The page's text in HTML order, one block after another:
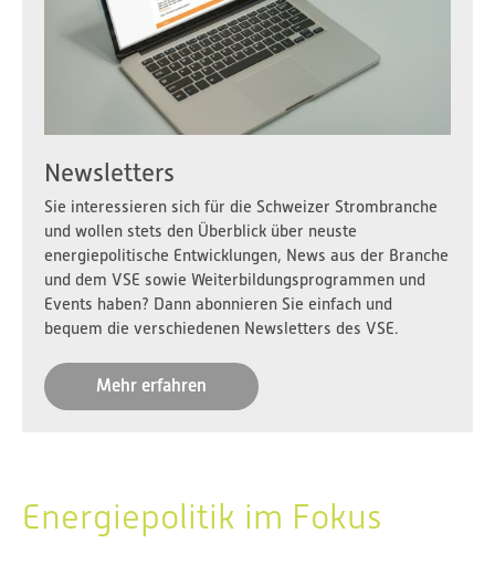
Newsletters
Sie interessieren sich für die Schweizer Strombranche
und wollen stets den Überblick über neuste
energiepolitische Entwicklungen, News aus der Branche
und dem VSE sowie Weiterbildungsprogrammen und
Events haben? Dann abonnieren Sie einfach und
bequem die verschiedenen Newsletters des VSE.
Mehr erfahren
Energiepolitik im Fokus